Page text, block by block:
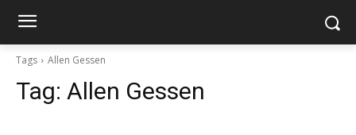
Tags Allen Gessen
Tag: Allen Gessen